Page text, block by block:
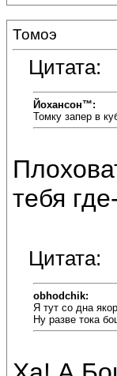
Томоэ
Цитата:
Йохансон™:
Томку запер в
тебя
Цитата:
obhodchik:
Я тут со дна
Ну разве тока